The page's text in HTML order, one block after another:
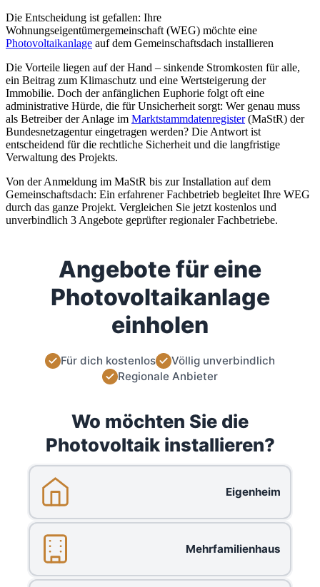
Die Entscheidung ist gefallen: Ihre
Wohnungseigentümergemeinschaft (WEG) möchte eine
Photovoltaikanlage auf dem Gemeinschaftsdach installieren
Die Vorteile liegen auf der Hand – sinkende Stromkosten für alle,
ein Beitrag zum Klimaschutz und eine Wertsteigerung der
Immobilie. Doch der anfänglichen Euphorie folgt oft eine
administrative Hürde, die für Unsicherheit sorgt: Wer genau muss
als Betreiber der Anlage im Marktstammdatenregister(MaStR) der
Bundesnetzagentur eingetragen werden? Die Antwort ist
entscheidend für die rechtliche Sicherheit und die langfristige
Verwaltung des Projekts.
Von der Anmeldung im MaStR bis zur Installation auf dem
Gemeinschaftsdach: Ein erfahrener Fachbetrieb begleitet Ihre WEG
durch das ganze Projekt. Vergleichen Sie jetzt kostenlos und
unverbindlich 3 Angebote geprüfter regionaler Fachbetriebe.
Angebote für eine
Photovoltaikanlage
einholen
Für dich kostenlos
Völlig unverbindlich
Regionale Anbieter
Wo möchten Sie die
Photovoltaik installieren?
Eigenheim
Mehrfamilienhaus